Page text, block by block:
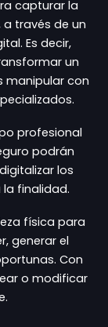
capturar la
través de un
Es decir,
un
manipular con
profesional
podrán
los
finalidad.
física para
generar el
Con
o modificar